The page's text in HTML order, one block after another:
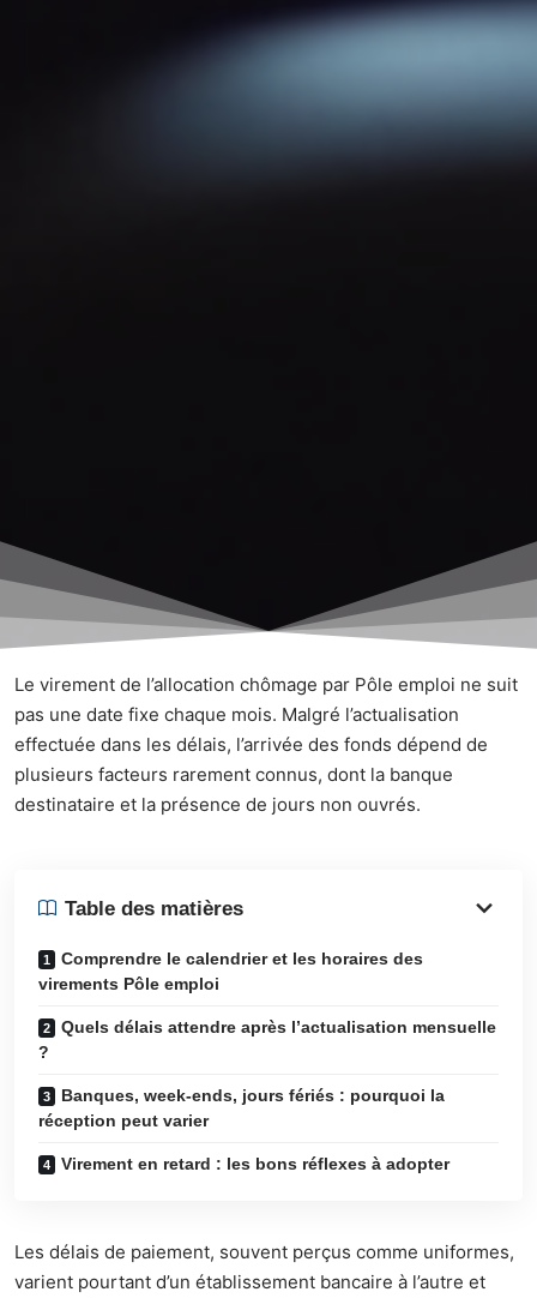
Le virement de l’allocation chômage par Pôle emploi ne suit
pas une date fixe chaque mois. Malgré l’actualisation
effectuée dans les délais, l’arrivée des fonds dépend de
plusieurs facteurs rarement connus, dont la banque
destinataire et la présence de jours non ouvrés.
Table des matières
Comprendre le calendrier et les horaires des
virements Pôle emploi
Quels délais attendre après l’actualisation mensuelle
?
Banques, week-ends, jours fériés : pourquoi la
réception peut varier
Virement en retard : les bons réflexes à adopter
Les délais de paiement, souvent perçus comme uniformes,
varient pourtant d’un établissement bancaire à l’autre et